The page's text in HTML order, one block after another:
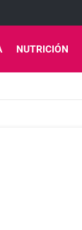
NUTRICIÓN